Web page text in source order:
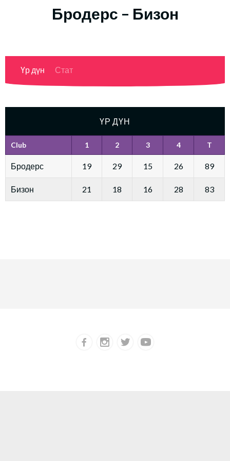
Бродерс – Бизон
Үр дүн Стат
ҮР ДҮН
Club 1 2 3 4 T
Бродерс 19 29 15 26 89
Бизон 21 18 16 28 83